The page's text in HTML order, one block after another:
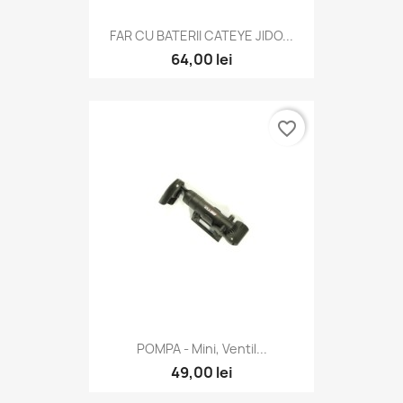
FAR CU BATERII CATEYE JIDO...
64,00 lei
POMPA - Mini, Ventil...
49,00 lei
favorite_border